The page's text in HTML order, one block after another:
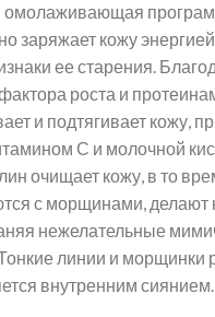
омолаживающая
заряжает кожу
ее старения.
роста и
и подтягивает кожу,
С и молочной
очищает кожу, в то
с морщинами, делают
нежелательные
линии и морщинки
внутренним сиянием.